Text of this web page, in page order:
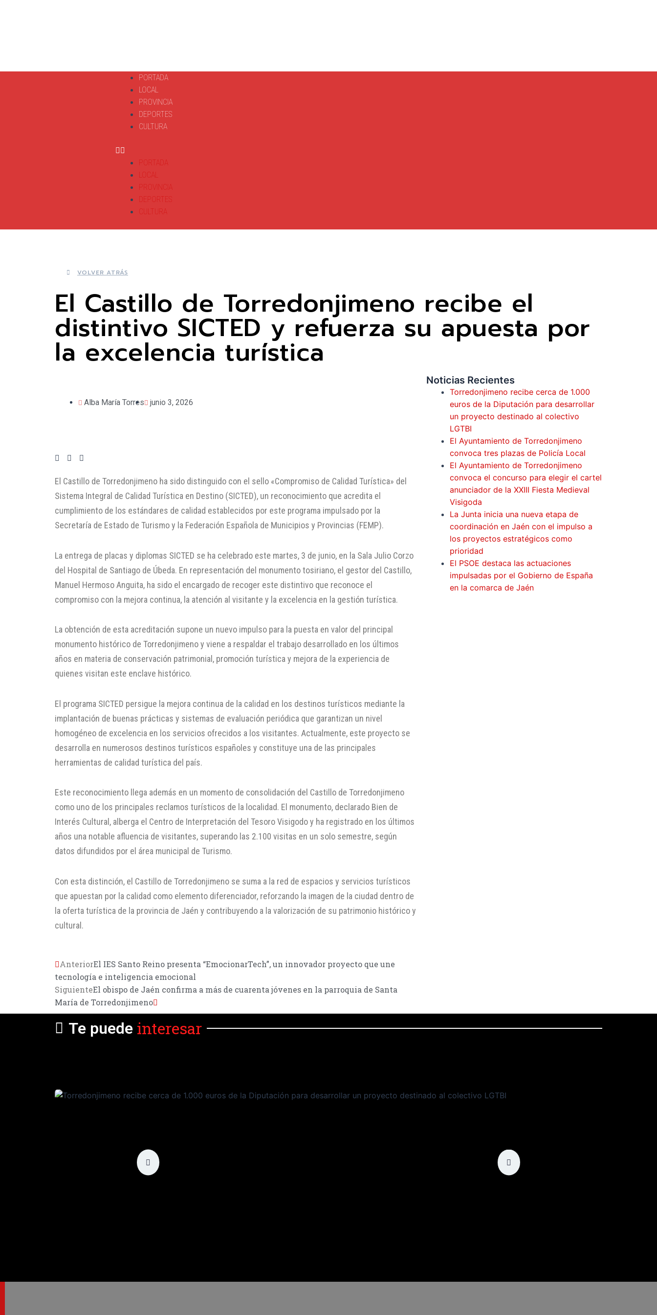
PORTADA
LOCAL
PROVINCIA
DEPORTES
CULTURA
PORTADA
LOCAL
PROVINCIA
DEPORTES
CULTURA
VOLVER ATRÁS
El Castillo de Torredonjimeno recibe el
distintivo SICTED y refuerza su apuesta por
la excelencia turística
Alba María Torres junio 3, 2026
El Castillo de Torredonjimeno ha sido distinguido con el sello «Compromiso de Calidad Turística» del
Sistema Integral de Calidad Turística en Destino (SICTED), un reconocimiento que acredita el
cumplimiento de los estándares de calidad establecidos por este programa impulsado por la
Secretaría de Estado de Turismo y la Federación Española de Municipios y Provincias (FEMP).
La entrega de placas y diplomas SICTED se ha celebrado este martes, 3 de junio, en la Sala Julio Corzo
del Hospital de Santiago de Úbeda. En representación del monumento tosiriano, el gestor del Castillo,
Manuel Hermoso Anguita, ha sido el encargado de recoger este distintivo que reconoce el
compromiso con la mejora continua, la atención al visitante y la excelencia en la gestión turística.
La obtención de esta acreditación supone un nuevo impulso para la puesta en valor del principal
monumento histórico de Torredonjimeno y viene a respaldar el trabajo desarrollado en los últimos
años en materia de conservación patrimonial, promoción turística y mejora de la experiencia de
quienes visitan este enclave histórico.
El programa SICTED persigue la mejora continua de la calidad en los destinos turísticos mediante la
implantación de buenas prácticas y sistemas de evaluación periódica que garantizan un nivel
homogéneo de excelencia en los servicios ofrecidos a los visitantes. Actualmente, este proyecto se
desarrolla en numerosos destinos turísticos españoles y constituye una de las principales
herramientas de calidad turística del país.
Este reconocimiento llega además en un momento de consolidación del Castillo de Torredonjimeno
como uno de los principales reclamos turísticos de la localidad. El monumento, declarado Bien de
Interés Cultural, alberga el Centro de Interpretación del Tesoro Visigodo y ha registrado en los últimos
años una notable afluencia de visitantes, superando las 2.100 visitas en un solo semestre, según
datos difundidos por el área municipal de Turismo.
Con esta distinción, el Castillo de Torredonjimeno se suma a la red de espacios y servicios turísticos
que apuestan por la calidad como elemento diferenciador, reforzando la imagen de la ciudad dentro de
la oferta turística de la provincia de Jaén y contribuyendo a la valorización de su patrimonio histórico y
cultural.
AnteriorEl IES Santo Reino presenta “EmocionarTech”, un innovador proyecto que une
tecnología e inteligencia emocional
SiguienteEl obispo de Jaén confirma a más de cuarenta jóvenes en la parroquia de Santa
María de Torredonjimeno
Noticias Recientes
Torredonjimeno recibe cerca de 1.000
euros de la Diputación para desarrollar
un proyecto destinado al colectivo
LGTBI
El Ayuntamiento de Torredonjimeno
convoca tres plazas de Policía Local
El Ayuntamiento de Torredonjimeno
convoca el concurso para elegir el cartel
anunciador de la XXIII Fiesta Medieval
Visigoda
La Junta inicia una nueva etapa de
coordinación en Jaén con el impulso a
los proyectos estratégicos como
prioridad
El PSOE destaca las actuaciones
impulsadas por el Gobierno de España
en la comarca de Jaén
Te puede interesar